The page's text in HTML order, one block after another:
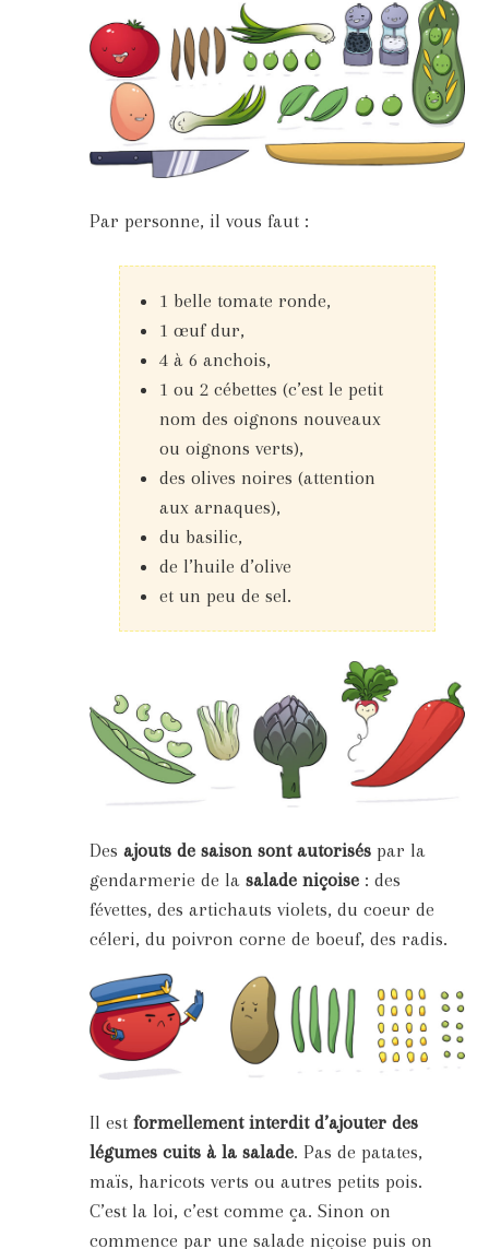
Par personne, il vous faut :
1 belle tomate ronde,
1 œuf dur,
4 à 6 anchois,
1 ou 2 cébettes (c’est le petit
nom des oignons nouveaux
ou oignons verts),
des olives noires (attention
aux arnaques),
du basilic,
de l’huile d’olive
et un peu de sel.
Des ajouts de saison sont autorisés par la
gendarmerie de lasalade niçoise : des
févettes, des artichauts violets, du coeur de
céleri, du poivron corne de boeuf, des radis.
Il est formellement interdit d’ajouter des
légumes cuits à la salade. Pas de patates,
maïs, haricots verts ou autres petits pois.
C’est la loi, c’est comme ça. Sinon on
commence par une salade niçoise puis on